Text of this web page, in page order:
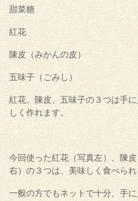
甜菜糖
紅花
陳皮（みかんの皮）
五味子（ごみし）
紅花、陳皮、五味子の３つは手
しく作れます。
今回使った紅花（写真左）、陳
右）の３つは、美味しく食べら
一般の方でもネットで十分、手